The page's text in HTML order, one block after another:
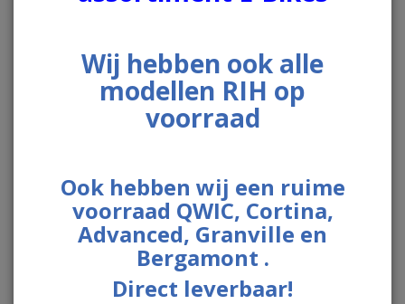
Wij hebben ook alle
modellen RIH op
voorraad
Ook hebben wij een ruime
voorraad QWIC, Cortina,
Advanced, Granville en
Bergamont .
Direct leverbaar!